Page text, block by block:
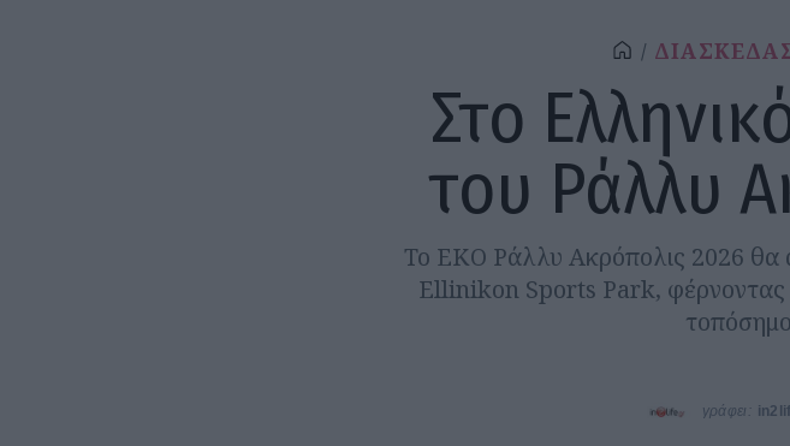
Στο
του Ράλλυ
Το ΕΚΟ Ράλλυ Ακρόπολις 2026 θα
Ellinikon Sports Park, φέρνοντας
γράφει: